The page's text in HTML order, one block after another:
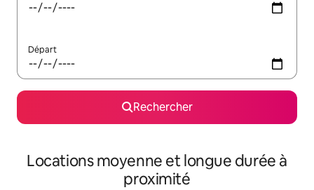
Départ
Rechercher
Locations moyenne et longue durée à
proximité